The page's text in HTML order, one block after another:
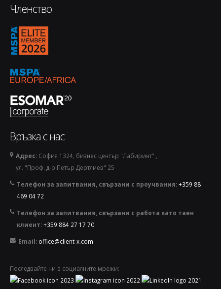
Членство
1770144973889-removebg-preview.png
Връзка с нас
Адрес: София 1324, бизнес център "Лабиринт" ,
ул. "Проф. д-р Петър Дертлиев" 25
Телефон за запитвания, свързани с проучвания:+359 88
469 04 72
Телефон за запитвания, свързани с работа като таен
клиент:+359 884 27 17 70
Email: office@client-x.com
Последвайте ни в социалните мрежи: